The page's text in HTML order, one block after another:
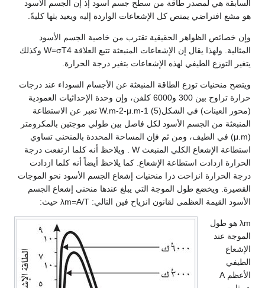
السابقة هي لمصدر طاقة من سطح جسم اسود إذ إن الجسم الأسود
هو مشع افتراضي يمتص كل الإشعاعات الواردة إليه ويعيد بثها كليةً.
وإن خصائص الظواهر الحقيقية تقترب من خاصية الجسم الأسود
المثالية. ولهذا يقال إن الإشعاعات المنبعثة تتبع العلاقة W=σT4 وكذلك
يتغير التوزع الطيفي لهذه الإشعاعات بتغير درجة الحرارة.
ويتضح منحنيات توزع الطاقة المنبعثة عن الأجسام السوداء عند درجات
حرارة تراوح بين 300 و6000 كلفن، وإن وحدة الإحداثيات العمودية
(محور العينات) في الشكل(5) W.m-2-μ.m-1 تعبر عن الاستطاعة
المنبعثة من الجسم الأسود لكل فاصل بين طولي موجتين بالمكرومتر
(μ.m) في الطيف، ومن ثم فإن المساحة المحددة بالمنحنى تساوي
استطاعة الإشعاع الكلي المنبعث W . ويلاحظ أنه كلما ارتفعت درجة
الحرارة ازدادت استطاعة الإشعاع. كما يلاحظ أيضاً أنه كلما ازدادت
درجة الحرارة انزاحت ذرا منحنيات إشعاع الجسم الأسود نحو الموجات
القصيرة. ويخضع طول الموجة التي يبلغ عندها منحنى إشعاع الجسم
الأسود القيمة العظمى لقانون انزياح فين التالي: λm=A/T حيث:
λm هو طول
الموجة عند
الإشعاع
الطيفي
الأعظم A